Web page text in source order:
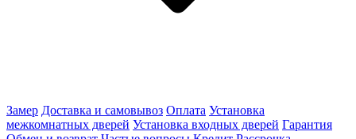
Замер Доставка и самовывоз Оплата Установка
межкомнатных дверей Установка входных дверей Гарантия